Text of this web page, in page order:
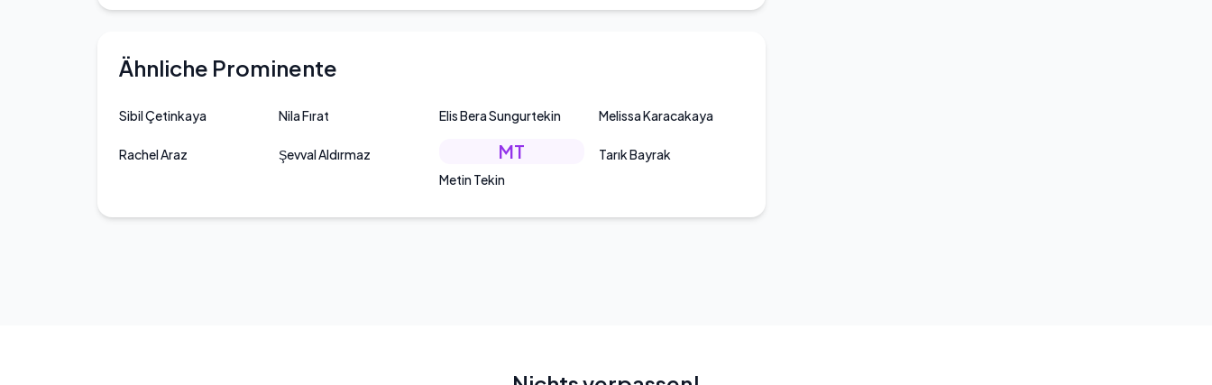
Ähnliche Prominente
Sibil Çetinkaya Nila Fırat Elis Bera Sungurtekin Melissa Karacakaya
Rachel Araz Şevval Aldırmaz MT
Metin Tekin
Tarık Bayrak